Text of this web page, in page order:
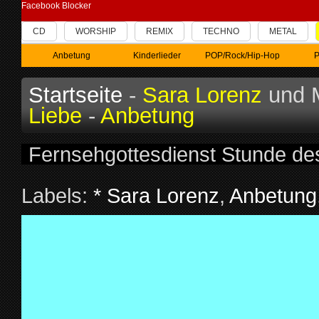
CD WORSHIP REMIX TECHNO METAL
Anbetung Kinderlieder POP/Rock/Hip-Hop
Facebook Blocker
Startseite - Sara Lorenz und
Liebe-Anbetung
Fernsehgottesdienst Stunde
Labels:* Sara Lorenz,Anbetung